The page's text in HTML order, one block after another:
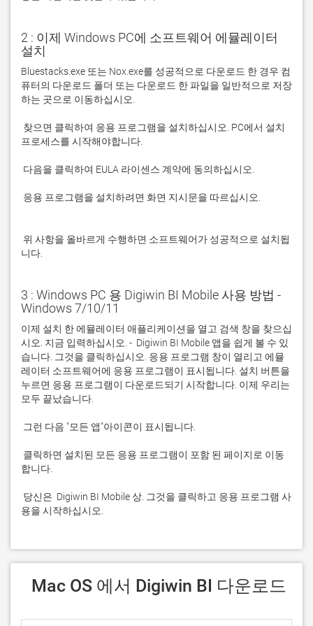
2 : 이제 Windows PC에 소프트웨어 에뮬레이터
설치
Bluestacks.exe 또는 Nox.exe를 성공적으로 다운로드 한 경우 컴
퓨터의 다운로드 폴더 또는 다운로드 한 파일을 일반적으로 저장
니다.
3 : Windows PC 용 Digiwin BI Mobile 사용 방법 -
Windows 7/10/11
이제 설치 한 에뮬레이터 애플리케이션을 열고 검색 창을 찾으십
시오. 지금 입력하십시오. -  Digiwin BI Mobile 앱을 쉽게 볼 수 있
습니다. 그것을 클릭하십시오. 응용 프로그램 창이 열리고 에뮬
레이터 소프트웨어에 응용 프로그램이 표시됩니다. 설치 버튼을
누르면 응용 프로그램이 다운로드되기 시작합니다. 이제 우리는
용을 시작하십시오.
Mac OS 에서 Digiwin BI 다운로드